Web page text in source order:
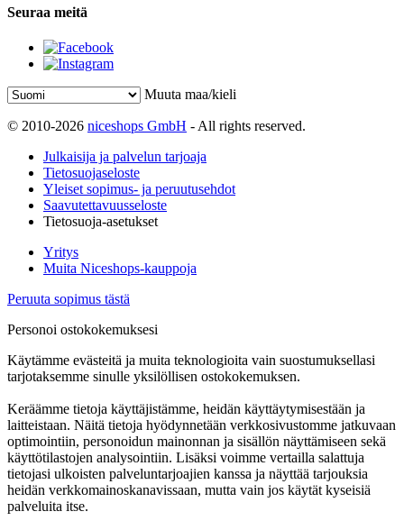
Seuraa meitä
Muuta maa/kieli
© 2010-2026 niceshops GmbH - All rights reserved.
Julkaisija ja palvelun tarjoaja
Tietosuojaseloste
Yleiset sopimus- ja peruutusehdot
Saavutettavuusseloste
Tietosuoja-asetukset
Yritys
Muita Niceshops-kauppoja
Peruuta sopimus tästä
Personoi ostokokemuksesi
Käytämme evästeitä ja muita teknologioita vain suostumuksellasi
tarjotaksemme sinulle yksilöllisen ostokokemuksen.
Keräämme tietoja käyttäjistämme, heidän käyttäytymisestään ja
laitteistaan. Näitä tietoja hyödynnetään verkkosivustomme jatkuvaan
optimointiin, personoidun mainonnan ja sisällön näyttämiseen sekä
käyttötilastojen analysointiin. Lisäksi voimme vertailla salattuja
tietojasi ulkoisten palveluntarjoajien kanssa ja näyttää tarjouksia
heidän verkkomainoskanavissaan, mutta vain jos käytät kyseisiä
palveluita itse.